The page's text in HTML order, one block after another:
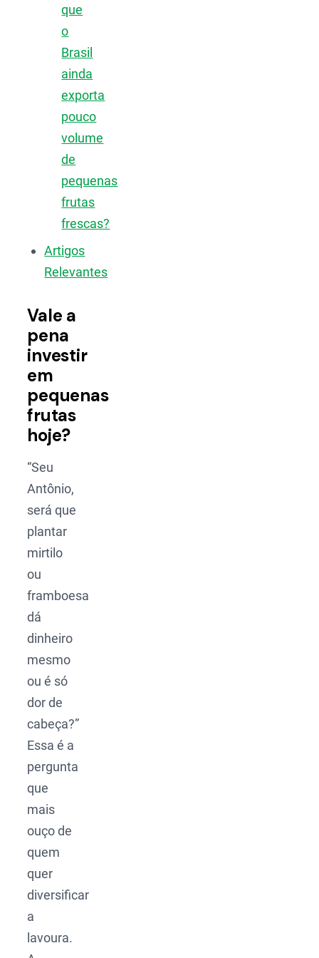
que
o
Brasil
ainda
exporta
pouco
volume
de
pequenas
frutas
frescas?
Artigos
Relevantes
Vale a
pena
investir
em
pequenas
frutas
hoje?
“Seu
Antônio,
será que
plantar
mirtilo
ou
framboesa
dá
dinheiro
mesmo
ou é só
dor de
cabeça?”
Essa é a
pergunta
que
mais
ouço de
quem
quer
diversificar
a
lavoura.